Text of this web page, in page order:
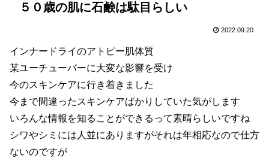
５０歳の肌に石鹸は駄目らしい
2022.09.20
インナードライのアトピー肌体質
某ユーチューバーに大変な影響を受け
今のスキンケアに行き着きました
今まで間違ったスキンケアばかりしていた気がします
いろんな情報を知ることができるって素晴らしいですね
シワやシミには人並にありますがそれは年相応なので仕方
ないのですが